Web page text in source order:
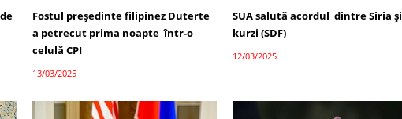
Fostul președinte filipinez Duterte
a petrecut prima noapte într-o
celulă CPI
13/03/2025
SUA salută acordul dintre Siria și
kurzi (SDF)
12/03/2025